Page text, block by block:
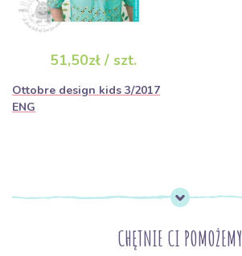
51,50zł / szt.
Ottobre design kids 3/2017
ENG
CHĘTNIE CI POMOŻEMY